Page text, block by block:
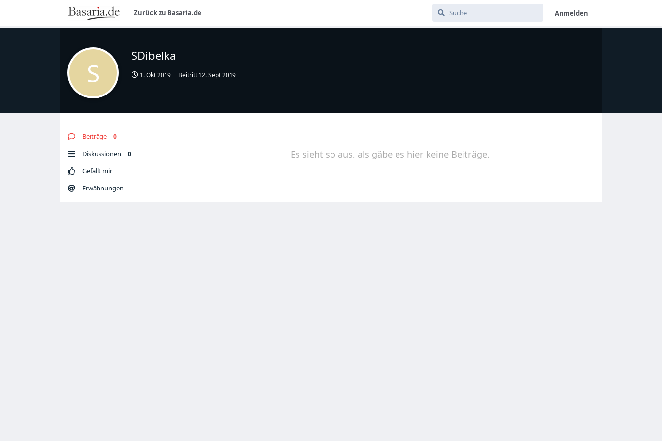
Zurück zu Basaria.de Anmelden
S
SDibelka
1. Okt 2019 Beitritt 12. Sept 2019
Beiträge 0
Diskussionen 0
Gefällt mir
Erwähnungen
Es sieht so aus, als gäbe es hier keine Beiträge.